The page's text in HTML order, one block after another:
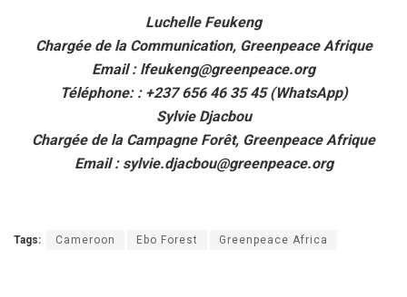
Luchelle Feukeng
Chargée de la Communication, Greenpeace Afrique
Email : lfeukeng@greenpeace.org
Téléphone: : +237 656 46 35 45 (WhatsApp)
Sylvie Djacbou
Chargée de la Campagne Forêt, Greenpeace Afrique
Email : sylvie.djacbou@greenpeace.org
Tags: Cameroon Ebo Forest Greenpeace Africa